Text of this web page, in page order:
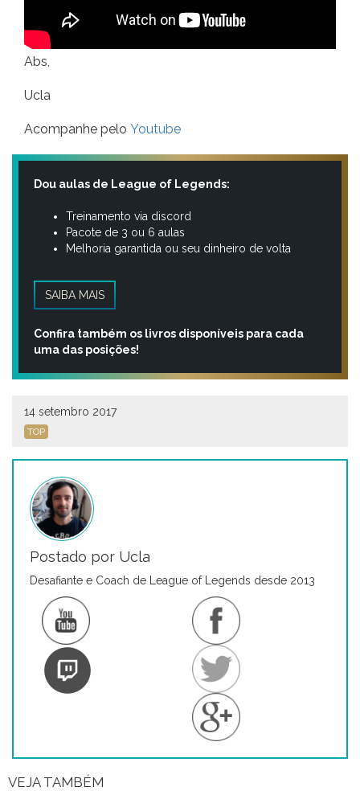
Abs,
Ucla
Acompanhe pelo Youtube
Dou aulas de League of Legends:
Treinamento via discord
Pacote de 3 ou 6 aulas
Melhoria garantida ou seu dinheiro de volta
SAIBA MAIS
Confira também os livros disponíveis para cada
uma das posições!
14 setembro 2017
TOP
Postado por Ucla
Desafiante e Coach de League of Legends desde 2013
VEJA TAMBÉM